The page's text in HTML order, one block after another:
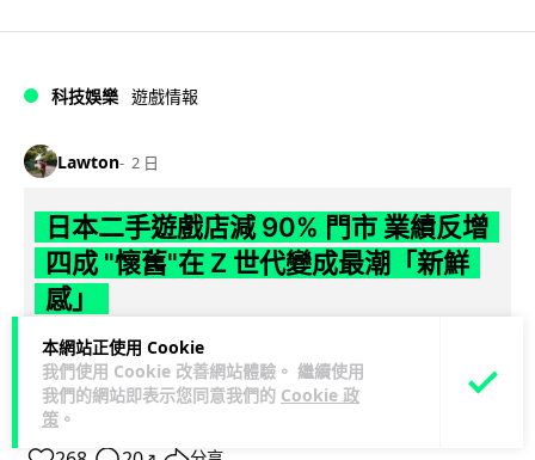
本網站正使用 Cookie
我們使用 Cookie 改善網站體驗。 繼續使用
我們的網站即表示您同意我們的 Cookie 政
策 。
科技娛樂 遊戲情報
Lawton 2 日
日本二手遊戲店減 90% 門市 業績反增
四成 "懷舊"在 Z 世代變成最潮「新鮮
感」
日本零售巨頭 GEO 將懷舊遊戲銷售門市從 1,000 間大幅減至
99 間，但銷售額卻不降反升至過往的 1.4 倍。做到「減店增
收」奇蹟，... 閱讀全文